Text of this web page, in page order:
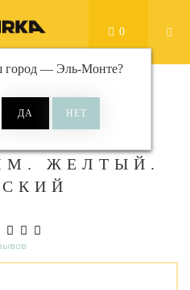
город — Эль-Монте?
0
ДИСК
ЖЕЛТЫЙ.